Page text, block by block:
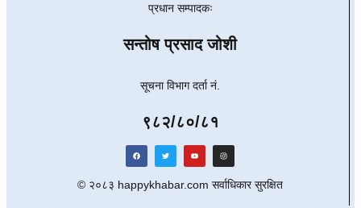
प्रधान सम्पादकः
सन्तोष प्रसाद जोशी
सूचना विभाग दर्ता नं.
९८२/८०/८१
© २०८३ happykhabar.com सर्वाधिकार सुरक्षित